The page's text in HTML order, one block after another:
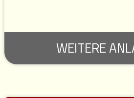
WEITERE